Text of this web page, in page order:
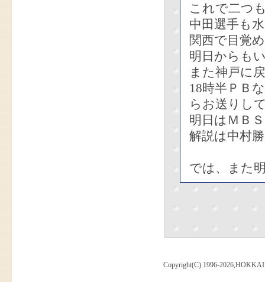
これで二つ
中田選手も
関西で目覚
明日からも
また神戸に
18時半ＰＢ
らお送りし
明日はＭＢ
解説は中村
では、また
Copyright(C) 1996-